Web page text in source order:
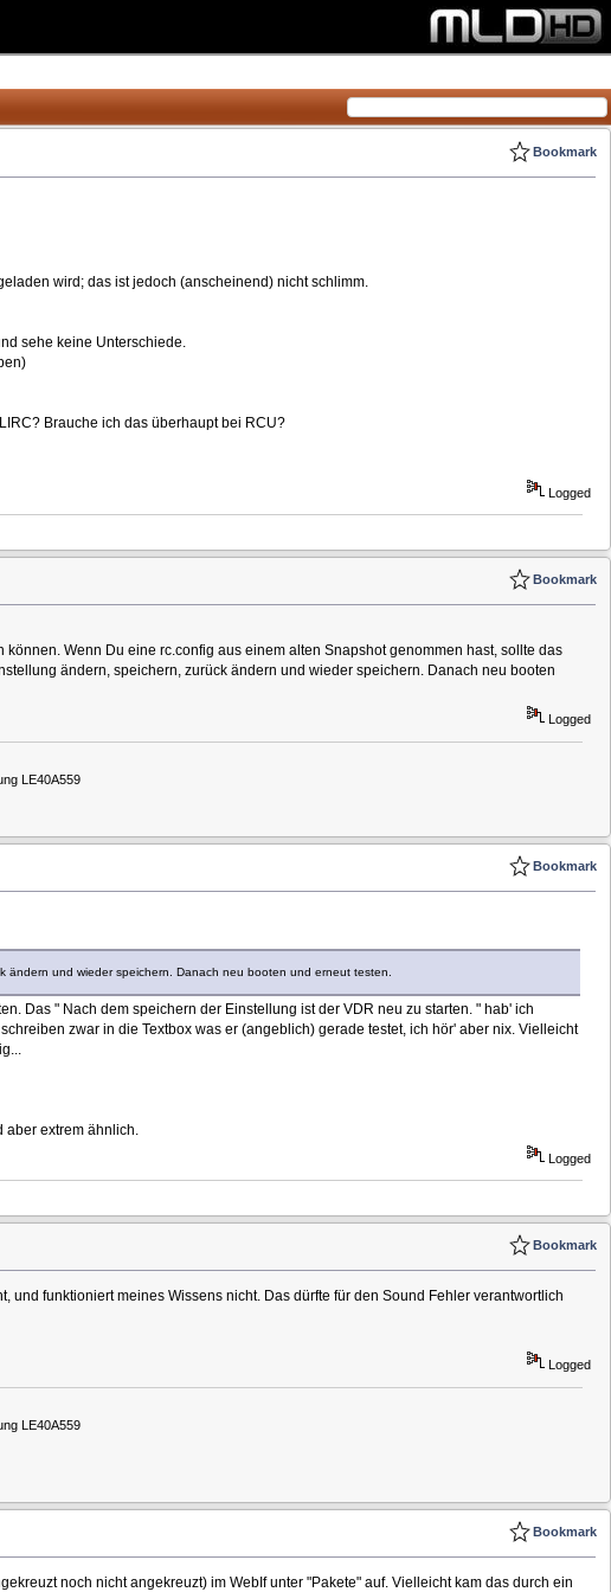
Bookmark
wird; das ist jedoch (anscheinend) nicht schlimm.
sehe keine Unterschiede.
Brauche ich das überhaupt bei RCU?
Logged
Bookmark
Wenn Du eine rc.config aus einem alten Snapshot genommen hast, sollte das
ändern, speichern, zurück ändern und wieder speichern. Danach neu booten
Logged
LE40A559
Bookmark
ändern und wieder speichern. Danach neu booten und erneut testen.
Das " Nach dem speichern der Einstellung ist der VDR neu zu starten. " hab' ich
zwar in die Textbox was er (angeblich) gerade testet, ich hör' aber nix. Vielleicht
extrem ähnlich.
Logged
Bookmark
funktioniert meines Wissens nicht. Das dürfte für den Sound Fehler verantwortlich
Logged
LE40A559
Bookmark
noch nicht angekreuzt) im WebIf unter "Pakete" auf. Vielleicht kam das durch ein